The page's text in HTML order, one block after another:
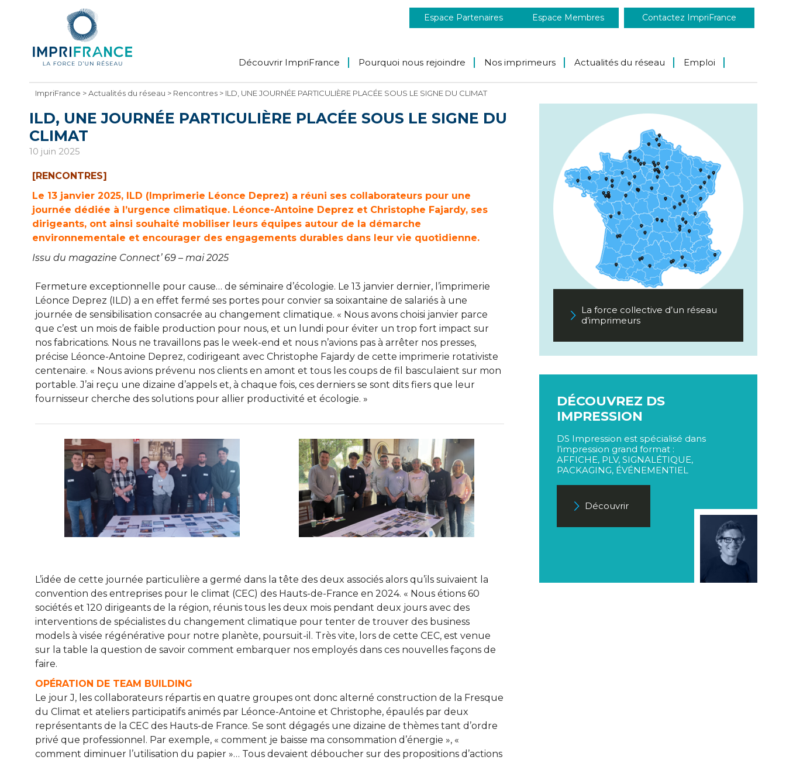
Espace Partenaires Espace Membres Contactez ImpriFrance
Découvrir ImpriFrance Pourquoi nous rejoindre Nos imprimeurs Actualités du réseau Emploi
ImpriFrance >Actualités du réseau > Rencontres> ILD, UNE JOURNÉE PARTICULIÈRE PLACÉE SOUS LE SIGNE DU CLIMAT
ILD, UNE JOURNÉE PARTICULIÈRE PLACÉE SOUS LE SIGNE DU
CLIMAT
10 juin 2025
[RENCONTRES]
Le 13 janvier 2025, ILD (Imprimerie Léonce Deprez) a réuni ses collaborateurs pour une
journée dédiée à l’urgence climatique. Léonce-Antoine Deprez et Christophe Fajardy, ses
dirigeants, ont ainsi souhaité mobiliser leurs équipes autour de la démarche
environnementale et encourager des engagements durables dans leur vie quotidienne.
Issu du magazine Connect’ 69 – mai 2025
Fermeture exceptionnelle pour cause… de séminaire d’écologie. Le 13 janvier dernier, l’imprimerie
Léonce Deprez (ILD) a en effet fermé ses portes pour convier sa soixantaine de salariés à une
journée de sensibilisation consacrée au changement climatique. « Nous avons choisi janvier parce
que c’est un mois de faible production pour nous, et un lundi pour éviter un trop fort impact sur
nos fabrications. Nous ne travaillons pas le week-end et nous n’avions pas à arrêter nos presses,
précise Léonce-Antoine Deprez, codirigeant avec Christophe Fajardy de cette imprimerie rotativiste
centenaire. « Nous avions prévenu nos clients en amont et tous les coups de fil basculaient sur mon
portable. J’ai reçu une dizaine d’appels et, à chaque fois, ces derniers se sont dits fiers que leur
fournisseur cherche des solutions pour allier productivité et écologie. »
L’idée de cette journée particulière a germé dans la tête des deux associés alors qu’ils suivaient la
convention des entreprises pour le climat (CEC) des Hauts-de-France en 2024. « Nous étions 60
sociétés et 120 dirigeants de la région, réunis tous les deux mois pendant deux jours avec des
interventions de spécialistes du changement climatique pour tenter de trouver des business
models à visée régénérative pour notre planète, poursuit-il. Très vite, lors de cette CEC, est venue
sur la table la question de savoir comment embarquer nos employés dans ces nouvelles façons de
faire.
OPÉRATION DE TEAM BUILDING
Le jour J, les collaborateurs répartis en quatre groupes ont donc alterné construction de la Fresque
du Climat et ateliers participatifs animés par Léonce-Antoine et Christophe, épaulés par deux
représentants de la CEC des Hauts-de France. Se sont dégagés une dizaine de thèmes tant d’ordre
privé que professionnel. Par exemple, « comment je baisse ma consommation d’énergie », «
comment diminuer l’utilisation du papier »… Tous devaient déboucher sur des propositions d’actions
La force collective d’un réseau
d’imprimeurs
DÉCOUVREZ DS
IMPRESSION
DS Impression est spécialisé dans
l’impression grand format :
AFFICHE, PLV, SIGNALÉTIQUE,
PACKAGING, ÉVÉNEMENTIEL
Découvrir